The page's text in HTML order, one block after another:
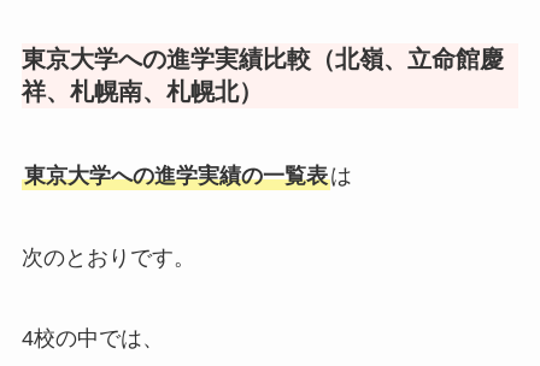
東京大学への進学実績比較（北嶺、立命館慶
祥、札幌南、札幌北）
東京大学への進学実績の一覧表は
次のとおりです。
4校の中では、